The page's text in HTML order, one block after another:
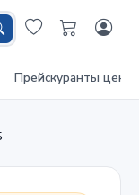
Прейскуранты цен